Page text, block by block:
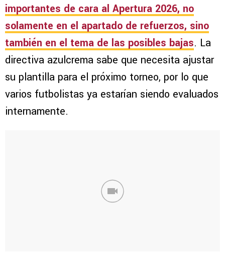
importantes de cara al Apertura 2026, no
solamente en el apartado de refuerzos, sino
también en el tema de las posibles bajas. La
directiva azulcrema sabe que necesita ajustar
su plantilla para el próximo torneo, por lo que
varios futbolistas ya estarían siendo evaluados
internamente.